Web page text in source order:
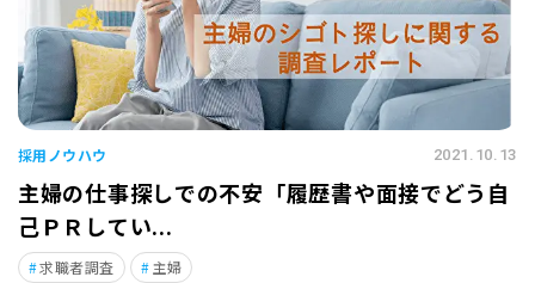
採用ノウハウ 2021.10.13
主婦の仕事探しでの不安「履歴書や面接でどう自
己ＰＲしてい...
求職者調査 主婦